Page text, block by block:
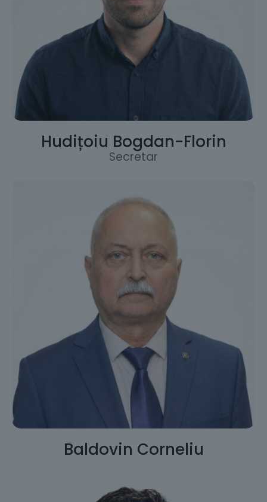
Hudițoiu Bogdan-Florin
Secretar
Baldovin Corneliu